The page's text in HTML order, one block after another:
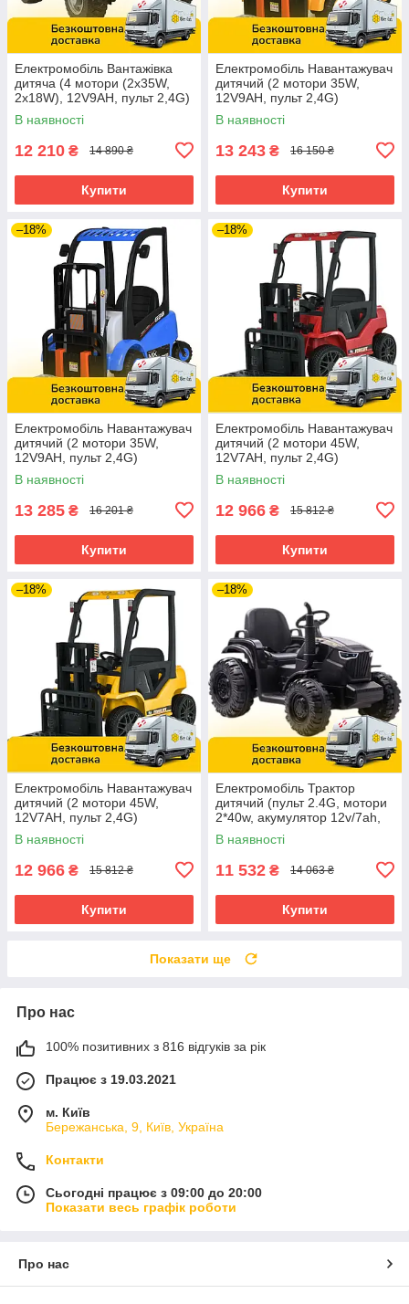
Електромобіль Вантажівка
дитяча (4 мотори (2х35W,
2х18W), 12V9AH, пульт 2,4G)
Самоскид Bambi
JS3198EBLR-1 Білий
В наявності
12 210 ₴ 14 890 ₴
Купити
Електромобіль Навантажувач
дитячий (2 мотори 35W,
12V9AH, пульт 2,4G)
Спецтехніка Bambi M
5989BLR-6 Жовтий
В наявності
13 243 ₴ 16 150 ₴
Купити
–18%
Електромобіль Навантажувач
дитячий (2 мотори 35W,
12V9AH, пульт 2,4G)
Спецтехніка Bambi M
5989BLR-4 Синій
В наявності
13 285 ₴ 16 201 ₴
Купити
–18%
Електромобіль Навантажувач
дитячий (2 мотори 45W,
12V7AH, пульт 2,4G)
Спецтехніка Bambi M
6063EBLR-3 Червоний
В наявності
12 966 ₴ 15 812 ₴
Купити
–18%
Електромобіль Навантажувач
дитячий (2 мотори 45W,
12V7AH, пульт 2,4G)
Спецтехніка Bambi M
6063EBLR-6 Жовтий
В наявності
12 966 ₴ 15 812 ₴
Купити
–18%
Електромобіль Трактор
дитячий (пульт 2.4G, мотори
2*40w, акумулятор 12v/7ah,
MP3, USB) CJ000A Чорний
В наявності
11 532 ₴ 14 063 ₴
Купити
Показати ще
Про нас
100% позитивних з 816 відгуків за рік
Працює з 19.03.2021
м. Київ
Бережанська, 9, Київ, Україна
Контакти
Сьогодні працює з 09:00 до 20:00
Показати весь графік роботи
Про нас